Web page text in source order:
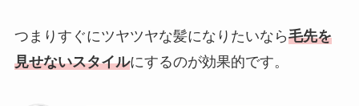
つまりすぐにツヤツヤな髪になりたいなら毛先を
見せないスタイルにするのが効果的です。